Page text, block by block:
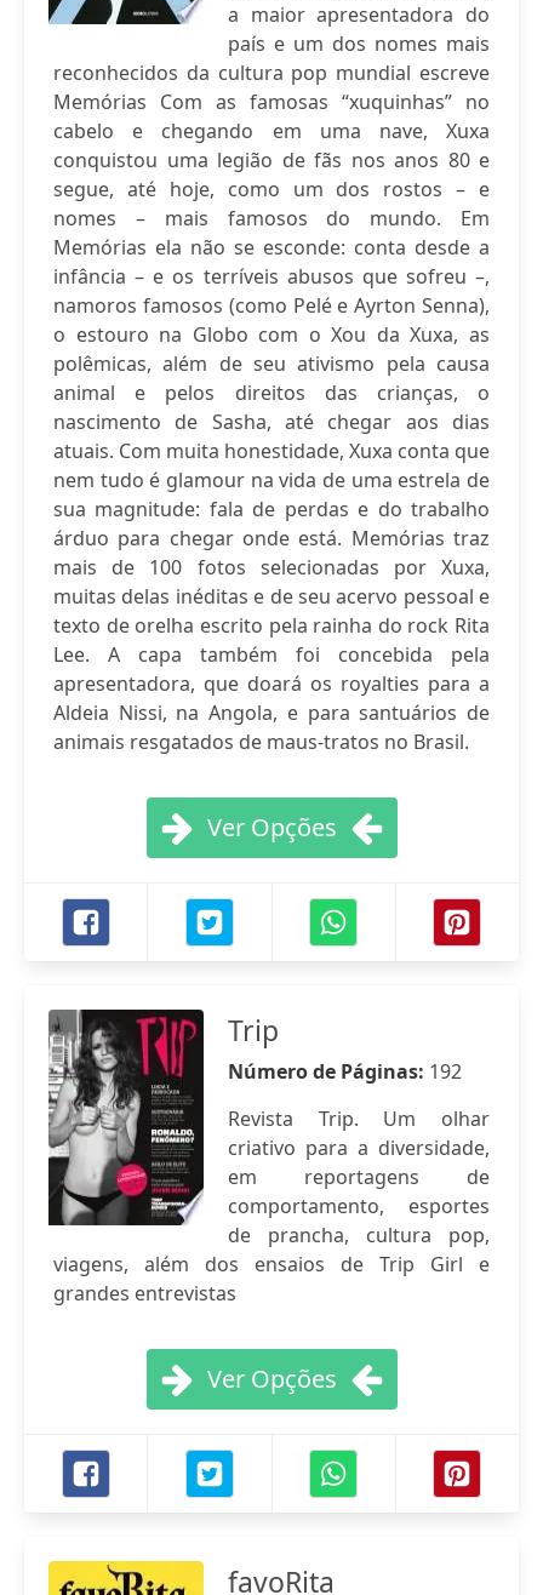
a maior apresentadora do
país e um dos nomes mais
reconhecidos da cultura pop mundial escreve
Memórias Com as famosas “xuquinhas” no
cabelo e chegando em uma nave, Xuxa
conquistou uma legião de fãs nos anos 80 e
segue, até hoje, como um dos rostos – e
nomes – mais famosos do mundo. Em
Memórias ela não se esconde: conta desde a
infância – e os terríveis abusos que sofreu –,
namoros famosos (como Pelé e Ayrton Senna),
o estouro na Globo com o Xou da Xuxa, as
polêmicas, além de seu ativismo pela causa
animal e pelos direitos das crianças, o
nascimento de Sasha, até chegar aos dias
atuais. Com muita honestidade, Xuxa conta que
nem tudo é glamour na vida de uma estrela de
sua magnitude: fala de perdas e do trabalho
árduo para chegar onde está. Memórias traz
mais de 100 fotos selecionadas por Xuxa,
muitas delas inéditas e de seu acervo pessoal e
texto de orelha escrito pela rainha do rock Rita
Lee. A capa também foi concebida pela
apresentadora, que doará os royalties para a
Aldeia Nissi, na Angola, e para santuários de
animais resgatados de maus-tratos no Brasil.
Ver Opções
Trip
Número de Páginas: 192
Revista Trip. Um olhar
criativo para a diversidade,
em reportagens de
comportamento, esportes
de prancha, cultura pop,
viagens, além dos ensaios de Trip Girl e
grandes entrevistas
Ver Opções
favoRita